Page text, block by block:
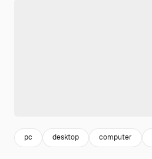
pc desktop computer